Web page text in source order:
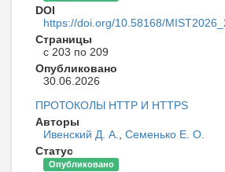
DOI
https://doi.org/10.58168/
Страницы
с 203 по 209
Опубликовано
30.06.2026
ПРОТОКОЛЫ HTTP И HTTPS
Авторы
Ивенский Д. А.
Семенько Е. О.
Статус
Опубликовано